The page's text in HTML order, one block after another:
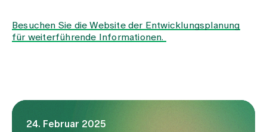
Besuchen Sie die Website der Entwicklungsplanung
für weiterführende Informationen.
24. Februar 2025